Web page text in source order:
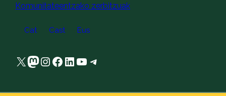
Komunitateentzako zerbitzuak
Cat Cast Eus
X Mastodon
Instagram
Facebook
LinkedIn
YouTube
Telegram